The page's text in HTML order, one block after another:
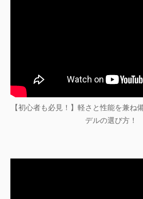
【初心者も必見！】軽さと性能を兼ね
デルの選び方！